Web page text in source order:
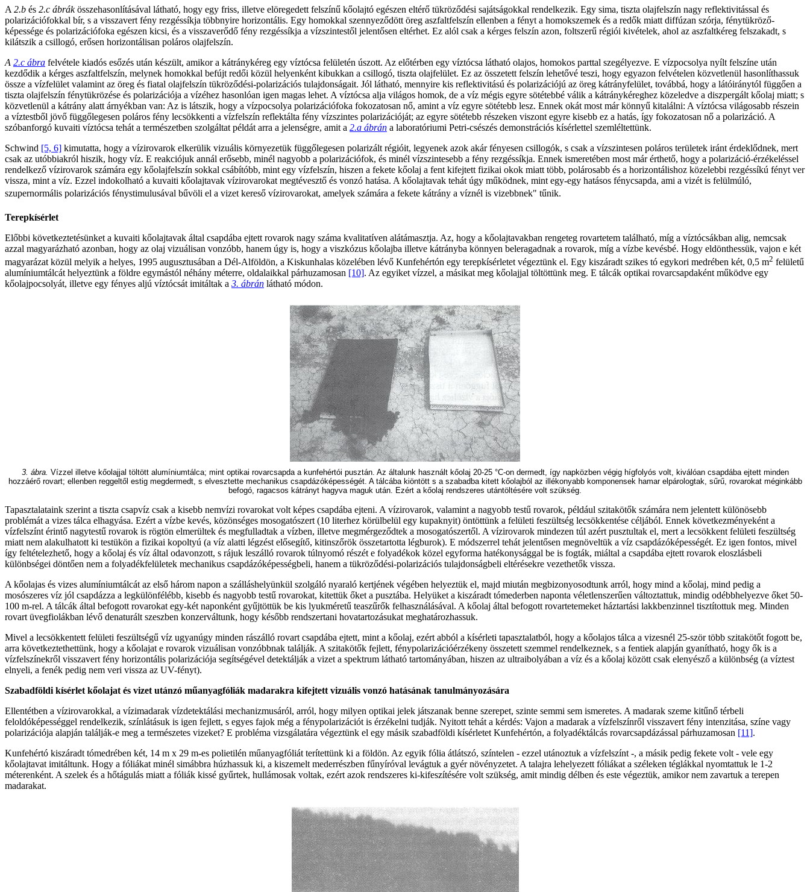
A 2.b és 2.c ábrákösszehasonlításával látható, hogy egy friss, illetve elöregedett felszínű kőolajtó egészen eltérő tükröződési sajátságokkal rendelkezik. Egy sima, tiszta olajfelszín nagy reflektivitással és
polarizációfokkal bír, s a visszavert fény rezgéssíkja többnyire horizontális. Egy homokkal szennyeződött öreg aszfaltfelszín ellenben a fényt a homokszemek és a redők miatt diffúzan szórja, fénytükröző-
képessége és polarizációfoka egészen kicsi, és a visszaverődő fény rezgéssíkja a vízszintestől jelentősen eltérhet. Ez alól csak a kérges felszín azon, foltszerű régiói kivételek, ahol az aszfaltkéreg felszakadt, s
kilátszik a csillogó, erősen horizontálisan poláros olajfelszín.
A 2.c ábra felvétele kiadós esőzés után készült, amikor a kátránykéreg egy víztócsa felületén úszott. Az előtérben egy víztócsa látható olajos, homokos parttal szegélyezve. E vízpocsolya nyílt felszíne után
kezdődik a kérges aszfaltfelszín, melynek homokkal befújt redői közül helyenként kibukkan a csillogó, tiszta olajfelület. Ez az összetett felszín lehetővé teszi, hogy egyazon felvételen közvetlenül hasonlíthassuk
össze a vízfelület valamint az öreg és fiatal olajfelszín tükröződési-polarizációs tulajdonságait. Jól látható, mennyire kis reflektivitású és polarizációjú az öreg kátrányfelület, továbbá, hogy a látóiránytól függően a
tiszta olajfelszín fénytükrözése és polarizációja a vízéhez hasonlóan igen magas lehet. A víztócsa alja világos homok, de a víz mégis egyre sötétebbé válik a kátránykéreghez közeledve a diszpergált kőolaj miatt; s
közvetlenül a kátrány alatt árnyékban van: Az is látszik, hogy a vízpocsolya polarizációfoka fokozatosan nő, amint a víz egyre sötétebb lesz. Ennek okát most már könnyű kitalálni: A víztócsa világosabb részein
a víztestből jövő függőlegesen poláros fény lecsökkenti a vízfelszín reflektálta fény vízszintes polarizációját; az egyre sötétebb részeken viszont egyre kisebb ez a hatás, így fokozatosan nő a polarizáció. A
szóbanforgó kuvaiti víztócsa tehát a természetben szolgáltat példát arra a jelenségre, amit a 2.a ábrán a laboratóriumi Petri-csészés demonstrációs kísérlettel szemléltettünk.
Schwind [5, 6] kimutatta, hogy a vízirovarok elkerülik vizuális környezetük függőlegesen polarizált régióit, legyenek azok akár fényesen csillogók, s csak a vízszintesen poláros területek iránt érdeklődnek, mert
csak az utóbbiakról hiszik, hogy víz. E reakciójuk annál erősebb, minél nagyobb a polarizációfok, és minél vízszintesebb a fény rezgéssíkja. Ennek ismeretében most már érthető, hogy a polarizáció-érzékeléssel
rendelkező vízirovarok számára egy kőolajfelszín sokkal csábítóbb, mint egy vízfelszín, hiszen a fekete kőolaj a fent kifejtett fizikai okok miatt több, polárosabb és a horizontálishoz közelebbi rezgéssíkú fényt ver
vissza, mint a víz. Ezzel indokolható a kuvaiti kőolajtavak vízirovarokat megtévesztő és vonzó hatása. A kőolajtavak tehát úgy működnek, mint egy-egy hatásos fénycsapda, ami a vizét is felülmúló,
szupernormális polarizációs fénystimulusával bűvöli el a vizet kereső vízirovarokat, amelyek számára a fekete kátrány a víznél is vizebbnek" tűnik.
Terepkísérlet
Előbbi következtetésünket a kuvaiti kőolajtavak által csapdába ejtett rovarok nagy száma kvalitatíven alátámasztja. Az, hogy a kőolajtavakban rengeteg rovartetem található, míg a víztócsákban alig, nemcsak
azzal magyarázható azonban, hogy az olaj vizuálisan vonzóbb, hanem úgy is, hogy a viszkózus kőolajba illetve kátrányba könnyen beleragadnak a rovarok, míg a vízbe kevésbé. Hogy eldönthessük, vajon e két
magyarázat közül melyik a helyes, 1995 augusztusában a Dél-Alföldön, a Kiskunhalas közelében lévő Kunfehértón egy terepkísérletet végeztünk el. Egy kiszáradt szikes tó egykori medrében két, 0,5 m2 felületű
alumíniumtálcát helyeztünk a földre egymástól néhány méterre, oldalaikkal párhuzamosan [10]. Az egyiket vízzel, a másikat meg kőolajjal töltöttünk meg. E tálcák optikai rovarcsapdaként működve egy
kőolajpocsolyát, illetve egy fényes aljú víztócsát imitáltak a 3. ábrán látható módon.
3. ábra. Vízzel illetve kőolajjal töltött alumíniumtálca; mint optikai rovarcsapda a kunfehértói pusztán. Az általunk használt kőolaj 20-25 °C-on dermedt, így napközben végig hígfolyós volt, kiválóan csapdába ejtett minden
hozzáérő rovart; ellenben reggeltől estig megdermedt, s elvesztette mechanikus csapdázóképességét. A tálcába kiöntött s a szabadba kitett kőolajból az illékonyabb komponensek hamar elpárologtak, sűrű, rovarokat méginkább
befogó, ragacsos kátrányt hagyva maguk után. Ezért a kőolaj rendszeres utántöltésére volt szükség.
Tapasztalataink szerint a tiszta csapvíz csak a kisebb nemvízi rovarokat volt képes csapdába ejteni. A vízirovarok, valamint a nagyobb testű rovarok, például szitakötők számára nem jelentett különösebb
problémát a vizes tálca elhagyása. Ezért a vízbe kevés, közönséges mosogatószert (10 literhez körülbelül egy kupaknyit) öntöttünk a felületi feszültség lecsökkentése céljából. Ennek következményeként a
vízfelszínt érintő nagytestű rovarok is rögtön elmerültek és megfulladtak a vízben, illetve megmérgeződtek a mosogatószertől. A vízirovarok mindezen túl azért pusztultak el, mert a lecsökkent felületi feszültség
miatt nem alakulhatott ki testükön a fizikai kopoltyú (a víz alatti légzést elősegítő, kitinszőrök összetartotta légburok). E módszerrel tehát jelentősen megnöveltük a víz csapdázóképességét. Ez igen fontos, mivel
így feltételezhető, hogy a kőolaj és víz által odavonzott, s rájuk leszálló rovarok túlnyomó részét e folyadékok közel egyforma hatékonysággal be is fogták, miáltal a csapdába ejtett rovarok eloszlásbeli
különbségei döntően nem a folyadékfelületek mechanikus csapdázóképességbeli, hanem a tükröződési-polarizációs tulajdonságbeli eltérésekre vezethetők vissza.
A kőolajas és vizes alumíniumtálcát az első három napon a szálláshelyünkül szolgáló nyaraló kertjének végében helyeztük el, majd miután megbizonyosodtunk arról, hogy mind a kőolaj, mind pedig a
mosószeres víz jól csapdázza a legkülönfélébb, kisebb és nagyobb testű rovarokat, kitettük őket a pusztába. Helyüket a kiszáradt tómederben naponta véletlenszerűen változtattuk, mindig odébbhelyezve őket 50-
100 m-rel. A tálcák által befogott rovarokat egy-két naponként gyűjtöttük be kis lyukméretű teaszűrők felhasználásával. A kőolaj által befogott rovartetemeket háztartási lakkbenzinnel tisztítottuk meg. Minden
rovart üvegfiolákban lévő denaturált szeszben konzerváltunk, hogy később rendszertani hovatartozásukat meghatározhassuk.
Mivel a lecsökkentett felületi feszültségű víz ugyanúgy minden rászálló rovart csapdába ejtett, mint a kőolaj, ezért abból a kísérleti tapasztalatból, hogy a kőolajos tálca a vizesnél 25-ször több szitakötőt fogott be,
arra következtethettünk, hogy a kőolajat e rovarok vizuálisan vonzóbbnak találják. A szitakötők fejlett, fénypolarizációérzékeny összetett szemmel rendelkeznek, s a fentiek alapján gyanítható, hogy ők is a
vízfelszínekről visszavert fény horizontális polarizációja segítségével detektálják a vizet a spektrum látható tartományában, hiszen az ultraibolyában a víz és a kőolaj között csak elenyésző a különbség (a víztest
elnyeli, a fenék pedig nem veri vissza az UV-fényt).
Szabadföldi kísérlet kőolajat és vizet utánzó műanyagfóliák madarakra kifejtett vizuális vonzó hatásának tanulmányozására
Ellentétben a vízirovarokkal, a vízimadarak vízdetektálási mechanizmusáról, arról, hogy milyen optikai jelek játszanak benne szerepet, szinte semmi sem ismeretes. A madarak szeme kitűnő térbeli
feloldóképességgel rendelkezik, színlátásuk is igen fejlett, s egyes fajok még a fénypolarizációt is érzékelni tudják. Nyitott tehát a kérdés: Vajon a madarak a vízfelszínről visszavert fény intenzitása, színe vagy
polarizációja alapján találják-e meg a természetes vizeket? E probléma vizsgálatára végeztünk el egy másik szabadföldi kísérletet Kunfehértón, a folyadéktálcás rovarcsapdázással párhuzamosan [11].
Kunfehértó kiszáradt tómedrében két, 14 m x 29 m-es polietilén műanyagfóliát terítettünk ki a földön. Az egyik fólia átlátszó, színtelen - ezzel utánoztuk a vízfelszínt -, a másik pedig fekete volt - vele egy
kőolajtavat imitáltunk. Hogy a fóliákat minél simábbra húzhassuk ki, a kiszemelt mederrészben fűnyíróval levágtuk a gyér növényzetet. A talajra lehelyezett fóliákat a széleken téglákkal nyomtattuk le 1-2
méterenként. A szelek és a hőtágulás miatt a fóliák kissé gyűrtek, hullámosak voltak, ezért azok rendszeres ki-kifeszítésére volt szükség, amit mindig délben és este végeztük, amikor nem zavartuk a terepen
madarakat.